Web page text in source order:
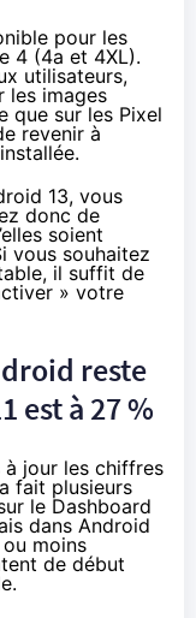
pour les
4 (4a et 4XL).
utilisateurs,
les images
que sur les Pixel
revenir à
13, vous
donc de
soient
vous souhaitez
il suffit de
» votre
reste
est à 27 %
à jour les chiffres
fait plusieurs
le Dashboard
dans Android
moins
de début
.